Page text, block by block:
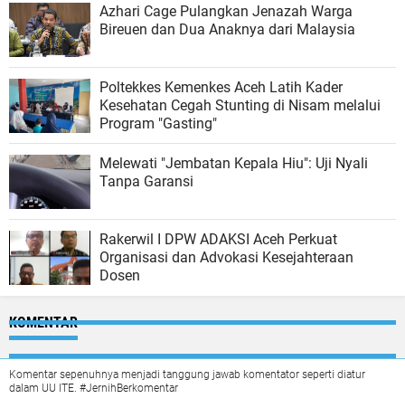
Azhari Cage Pulangkan Jenazah Warga
Bireuen dan Dua Anaknya dari Malaysia
Poltekkes Kemenkes Aceh Latih Kader
Kesehatan Cegah Stunting di Nisam melalui
Program "Gasting"
Melewati "Jembatan Kepala Hiu": Uji Nyali
Tanpa Garansi
Rakerwil I DPW ADAKSI Aceh Perkuat
Organisasi dan Advokasi Kesejahteraan
Dosen
KOMENTAR
Komentar sepenuhnya menjadi tanggung jawab komentator seperti diatur
dalam UU ITE. #JernihBerkomentar